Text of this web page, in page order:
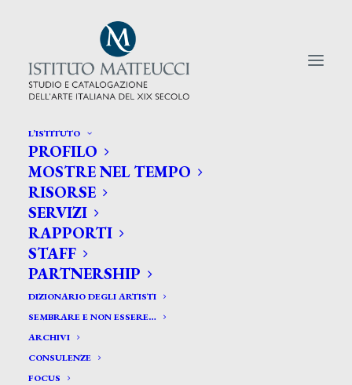
L’ISTITUTO
PROFILO
MOSTRE NEL TEMPO
RISORSE
SERVIZI
RAPPORTI
STAFF
PARTNERSHIP
DIZIONARIO DEGLI ARTISTI
SEMBRARE E NON ESSERE…
ARCHIVI
CONSULENZE
FOCUS
CERCA TRA GLI ARTISTI:
Search
for:
Boni L.